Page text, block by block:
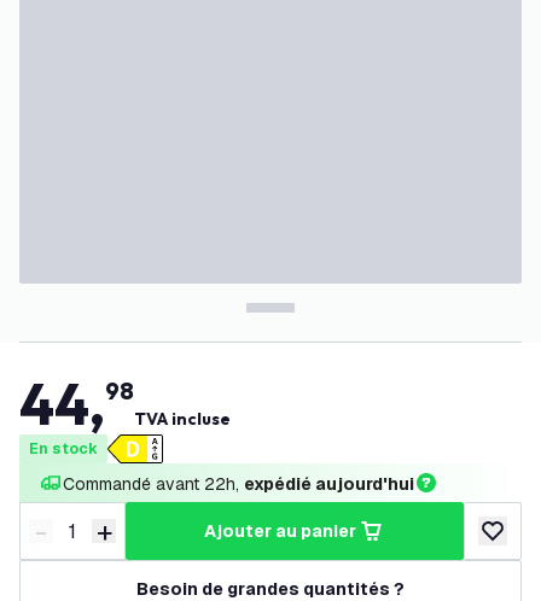
44,98
TVA incluse
En stock
Commandé avant 22h, expédié aujourd'hui
Diminuer la quantité
- Augmenter la quantité
+ ajouter au panier
Besoin de grandes quantités ?